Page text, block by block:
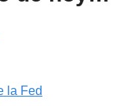
la Fed